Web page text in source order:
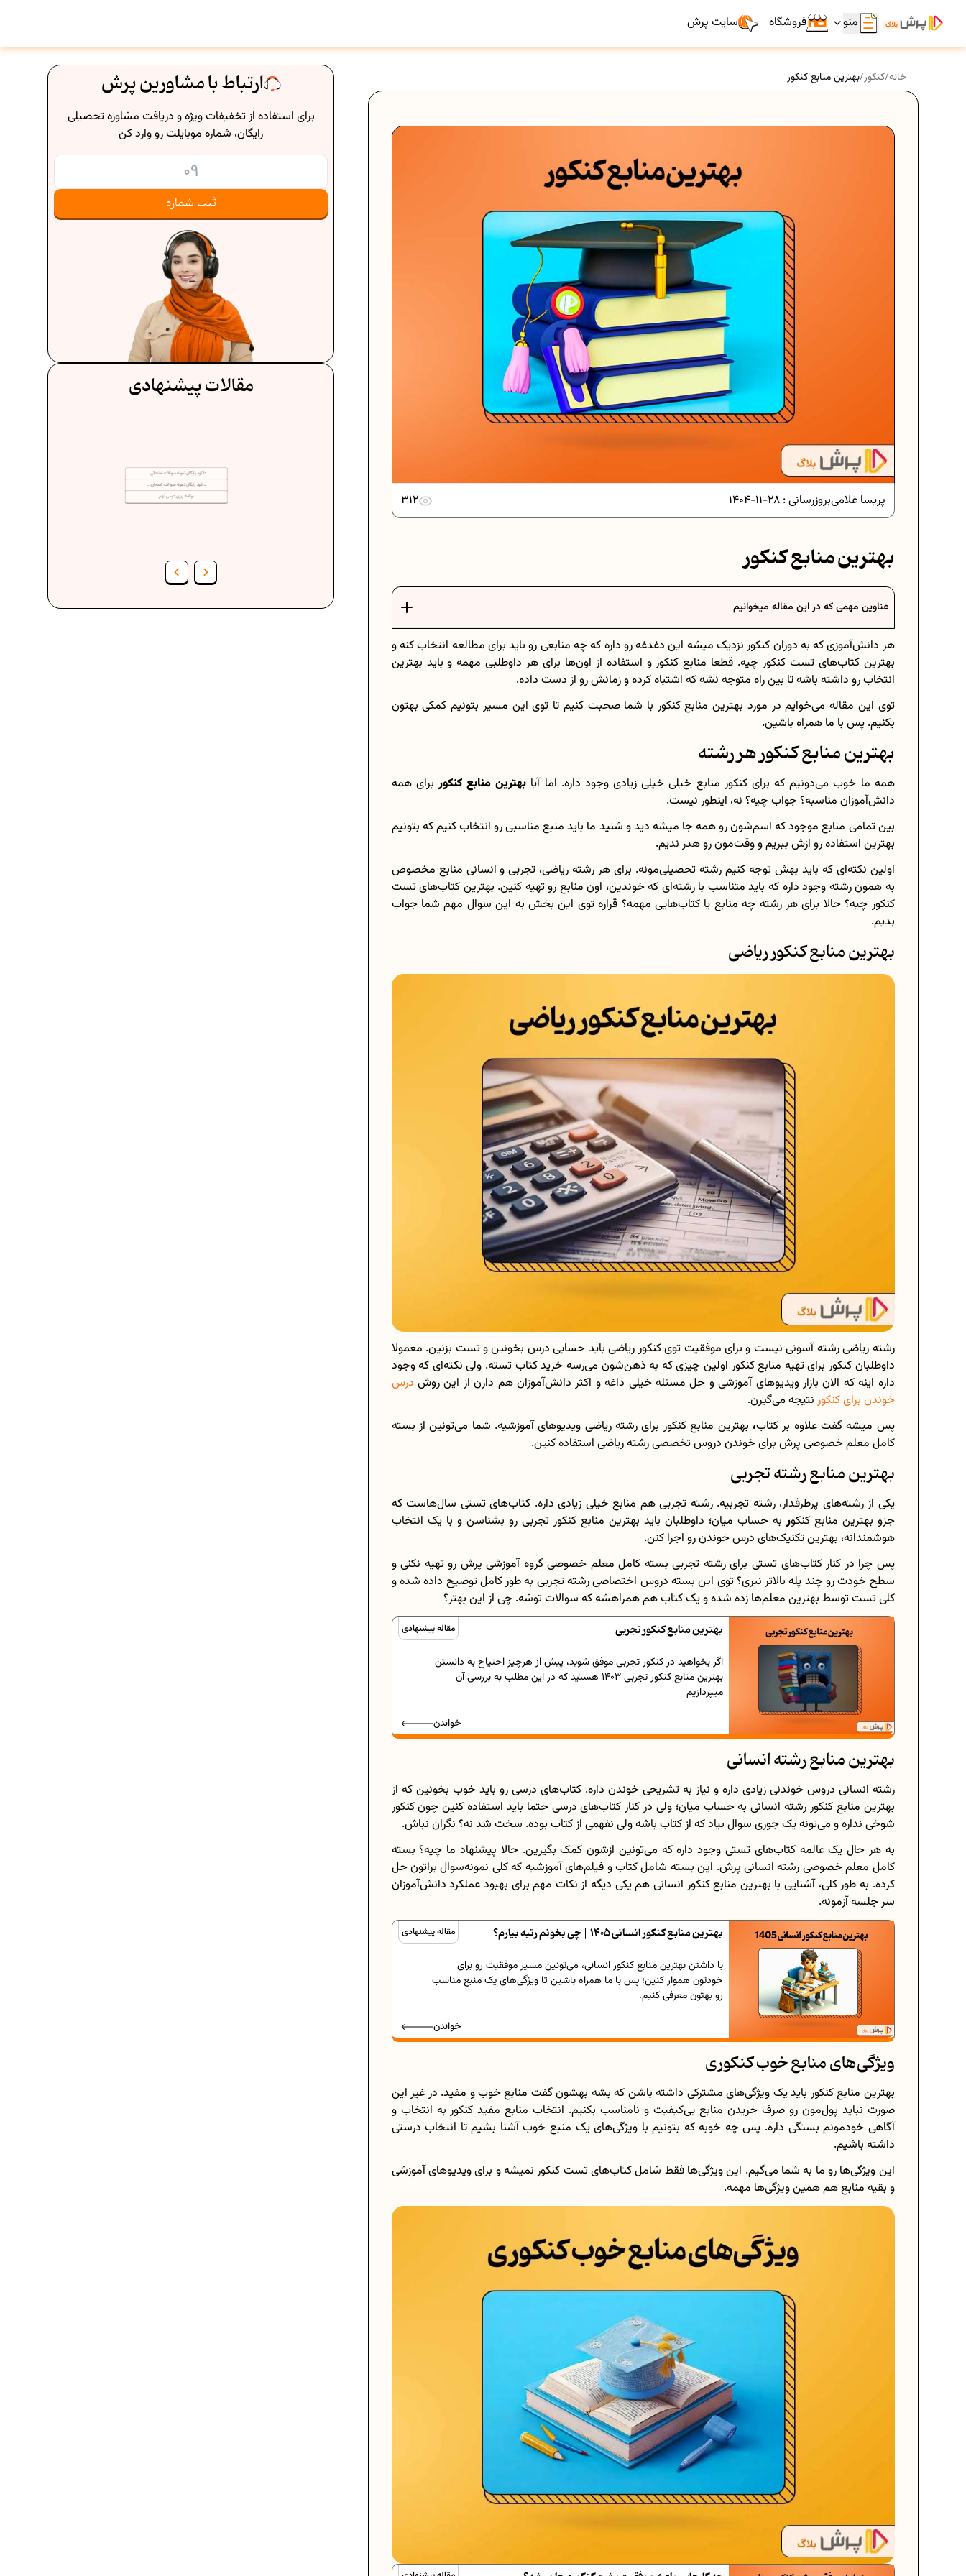
سایت پرش فروشگاه منو
ارتباط با مشاورین پرش
برای استفاده از تخفیفات ویژه و دریافت مشاوره تحصیلی
رایگان، شماره موبایلت رو وارد کن
ثبت شماره
مقالات پیشنهادی
دانلود رایگان نمونه سوالات امتحانی...
دانلود رایگان نمونه سوالات امتحان...
فرمول حجم اشکال هندسی در ریاضیات
برنامه‌ ریزی درسی هفتم
عادات افراد موفق
برنامه‌ ریزی درسی هشتم
چگونه برنامه‌ ریزی درسی کنیم؟
دانلود رایگان کتاب‌های دوازدهم...
اعداد صحیح، طبیعی و گویا چه اعدادی...
حذفیات کنکور انسانی 1404
دانلود رایگان نمونه سوالات امتحان...
برنامه‌ ریزی درسی نهم
فرمول حجم اشکال هندسی در ریاضیات
برنامه‌ ریزی درسی هفتم
عادات افراد موفق
برنامه‌ ریزی درسی هشتم
اعداد صحیح، طبیعی و گویا چه اعدادی...
حذفیات کنکور انسانی 1404
دانلود رایگان نمونه سوالات امتحانی...
دانلود رایگان نمونه سوالات امتحان...
برنامه‌ ریزی درسی نهم
فرمول حجم اشکال هندسی در ریاضیات
برنامه‌ ریزی درسی هفتم
خانه/کنکور/بهترین منابع کنکور
بروزرسانی : 28-11-1404 پریسا غلامی 312
بهترین منابع کنکور
عناوین مهمی که در این مقاله میخوانیم
هر دانش‌آموزی که به دوران کنکور نزدیک میشه این دغدغه رو داره که چه منابعی رو باید برای مطالعه انتخاب کنه و
بهترین کتاب‌های تست کنکور چیه. قطعا منابع کنکور و استفاده از اون‌ها برای هر داوطلبی مهمه و باید بهترین
انتخاب رو داشته باشه تا بین راه متوجه نشه که اشتباه کرده و زمانش رو از دست داده.
توی این مقاله می‌خوایم در مورد بهترین منابع کنکور با شما صحبت کنیم تا توی این مسیر بتونیم کمکی بهتون
بکنیم. پس با ما همراه باشین.
بهترین منابع کنکور هر رشته
همه‌ ما خوب می‌دونیم که برای کنکور منابع خیلی خیلی زیادی وجود داره. اما آیا بهترین منابع کنکوربرای همه
دانش‌آموزان مناسبه؟ جواب چیه؟ نه، اینطور نیست.
بین تمامی منابع موجود که اسم‌شون رو همه جا میشه دید و شنید ما باید منبع مناسبی رو انتخاب کنیم که بتونیم
بهترین استفاده رو ازش ببریم و وقت‌مون رو هدر ندیم.
اولین نکته‌ای که باید بهش توجه کنیم رشته تحصیلی‌مونه. برای هر رشته ریاضی، تجربی و انسانی منابع مخصوص
به همون رشته وجود داره که باید متناسب با رشته‌ای که خوندین، اون منابع رو تهیه کنین. بهترین کتاب‌های تست
کنکور چیه؟ حالا برای هر رشته چه منابع یا کتاب‌هایی مهمه؟ قراره توی این بخش به این سوال مهم شما جواب
بدیم.
بهترین منابع کنکور ریاضی
رشته ریاضی رشته آسونی نیست و برای موفقیت توی کنکور ریاضی باید حسابی درس بخونین و تست بزنین. معمولا
داوطلبان کنکور برای تهیه منابع کنکور اولین چیزی که به ذهن‌شون می‌رسه خرید کتاب تسته. ولی نکته‌ای که وجود
داره اینه که الان بازار ویدیوهای آموزشی و حل مسئله خیلی داغه و اکثر دانش‌آموزان هم دارن از این روش درس
خوندن برای کنکور نتیجه می‌گیرن.
پس میشه گفت علاوه بر کتاب، بهترین منابع کنکور برای رشته ریاضی ویدیوهای آموزشیه. شما می‌تونین از بسته
کامل معلم خصوصی پرش برای خوندن دروس تخصصی رشته ریاضی استفاده کنین.
بهترین منابع رشته تجربی
یکی از رشته‌های پرطرفدار، رشته تجربیه. رشته تجربی هم منابع خیلی زیادی داره. کتاب‌های تستی سال‌هاست که
جزو بهترین منابع کنکوربه حساب میان؛ داوطلبان باید بهترین منابع کنکور تجربی رو بشناسن و با یک انتخاب
هوشمندانه، بهترین تکنیک‌های درس خوندن رو اجرا کنن.
پس چرا در کنار کتاب‌های تستی برای رشته تجربی بسته کامل معلم خصوصی گروه آموزشی پرش رو تهیه نکنی و
سطح خودت رو چند پله بالاتر نبری؟ توی این بسته دروس اختصاصی رشته تجربی به طور کامل توضیح داده شده و
کلی تست توسط بهترین معلم‌ها زده شده و یک کتاب هم همراهشه که سوالات توشه. چی از این بهتر؟
مقاله پیشنهادی بهترین منابع کنکور تجربی
اگر بخواهید در کنکور تجربی موفق شوید، پیش از هرچیز احتیاج به دانستن
بهترین منابع کنکور تجربی 1403 هستید که در این مطلب به بررسی آن
میپردازیم
خواندن
بهترین منابع رشته انسانی
رشته انسانی دروس خوندنی زیادی داره و نیاز به تشریحی خوندن داره. کتاب‌های درسی رو باید خوب بخونین که از
بهترین منابع کنکور رشته انسانی به حساب میان؛ ولی در کنار کتاب‌های درسی حتما باید استفاده کنین چون کنکور
شوخی نداره و می‌تونه یک جوری سوال بیاد که از کتاب باشه ولی نفهمی از کتاب بوده. سخت شد نه؟ نگران نباش.
به هر حال یک عالمه کتاب‌‌های تستی وجود داره که می‌تونین ازشون کمک بگیرین. حالا پیشنهاد ما چیه؟ بسته
کامل معلم خصوصی رشته انسانی پرش. این بسته شامل کتاب و فیلم‌های آموزشیه که کلی نمونه‌سوال براتون حل
کرده. به طور کلی، آشنایی با بهترین منابع کنکور انسانی هم یکی دیگه از نکات مهم برای بهبود عملکرد دانش‌آموزان
سر جلسه آزمونه.
مقاله پیشنهادی بهترین منابع کنکور انسانی 1405 | چی بخونم رتبه بیارم؟
با داشتن بهترین منابع کنکور انسانی، می‌تونین مسیر موفقیت رو برای
خودتون هموار کنین؛ پس با ما همراه باشین تا ویژگی‌های یک منبع مناسب
رو بهتون معرفی کنیم.
خواندن
ویژگی‌های منابع خوب کنکوری
بهترین منابع کنکور باید یک ویژگی‌های مشترکی داشته باشن که بشه بهشون گفت منابع خوب و مفید. در غیر این
صورت نباید پول‌مون رو صرف خریدن منابع بی‌کیفیت و نامناسب بکنیم. انتخاب منابع مفید کنکور به انتخاب و
آگاهی خودمونم بستگی داره. پس چه خوبه که بتونیم با ویژگی‌های یک منبع خوب آشنا بشیم تا انتخاب درستی
داشته باشیم.
این ویژگی‌ها رو ما به شما می‌گیم. این ویژگی‌ها فقط شامل کتاب‌های تست کنکور نمیشه و برای ویدیوهای آموزشی
و بقیه منابع هم همین ویژگی‌ها مهمه.